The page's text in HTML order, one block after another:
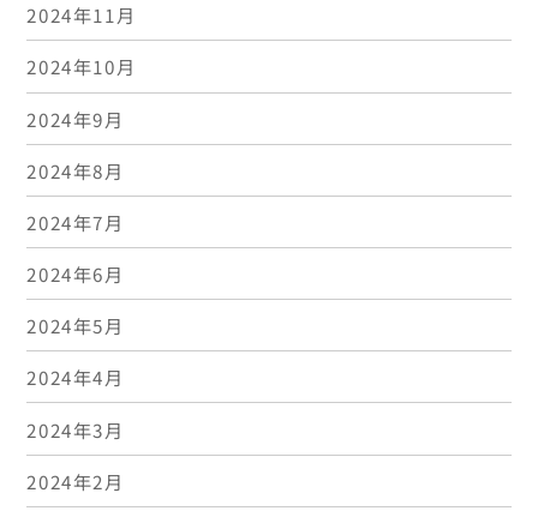
2024年11月
2024年10月
2024年9月
2024年8月
2024年7月
2024年6月
2024年5月
2024年4月
2024年3月
2024年2月